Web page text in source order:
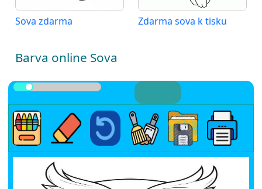
Sova zdarma Zdarma sova k tisku
Barva online Sova